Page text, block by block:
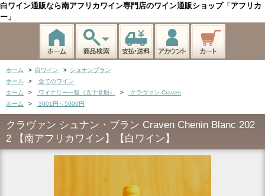
白ワイン通販なら南アフリカワイン専門店のワイン通販ショップ「アフリカ
ー」
ホーム > 白ワイン > シュナンブラン
ホーム
>
全てのワイン
ホーム
> ワイナリー一覧（五十音順） >
クラヴァン Craven
ホーム
> 3001円～5000円
クラヴァン シュナン・ブラン Craven Chenin Blanc 202
2 【南アフリカワイン】【白ワイン】